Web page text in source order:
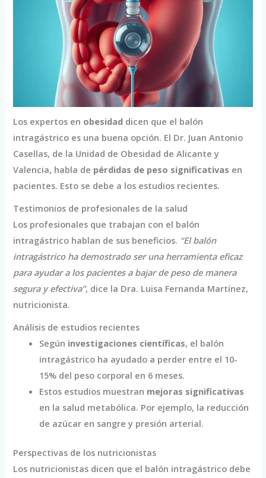
Los expertos en obesidad dicen que el balón
intragástrico es una buena opción. El Dr. Juan Antonio
Casellas, de la Unidad de Obesidad de Alicante y
Valencia, habla de pérdidas de peso significativas en
pacientes. Esto se debe a los estudios recientes.
Testimonios de profesionales de la salud
Los profesionales que trabajan con el balón
intragástrico hablan de sus beneficios. “El balón
intragástrico ha demostrado ser una herramienta eficaz
para ayudar a los pacientes a bajar de peso de manera
segura y efectiva”, dice la Dra. Luisa Fernanda Martínez,
nutricionista.
Análisis de estudios recientes
Según investigaciones científicas, el balón
intragástrico ha ayudado a perder entre el 10-
15% del peso corporal en 6 meses.
Estos estudios muestran mejoras significativas
en la salud metabólica. Por ejemplo, la reducción
de azúcar en sangre y presión arterial.
Perspectivas de los nutricionistas
Los nutricionistas dicen que el balón intragástrico debe